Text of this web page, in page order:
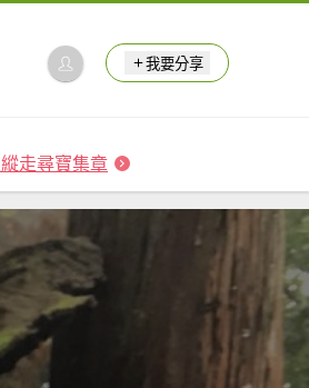
我要分享
走尋寶集章